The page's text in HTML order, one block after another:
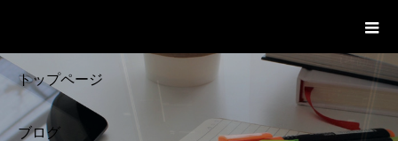
トップページ
ブログ